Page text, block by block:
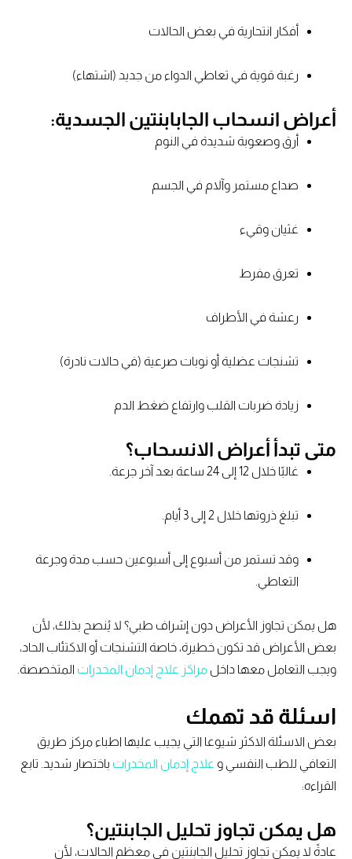
أفكار انتحارية في بعض الحالات
رغبة قوية في تعاطي الدواء من جديد (اشتهاء)
أعراض انسحاب الجابابنتين الجسدية:
أرق وصعوبة شديدة في النوم
صداع مستمر وآلام في الجسم
غثيان وقيء
تعرق مفرط
رعشة في الأطراف
تشنجات عضلية أو نوبات صرعية (في حالات نادرة)
زيادة ضربات القلب وارتفاع ضغط الدم
متى تبدأ أعراض الانسحاب؟
غالبًا خلال 12 إلى 24 ساعة بعد آخر جرعة.
تبلغ ذروتها خلال 2 إلى 3 أيام.
وقد تستمر من أسبوع إلى أسبوعين حسب مدة وجرعة
التعاطي.
هل يمكن تجاوز الأعراض دون إشراف طبي؟ لا يُنصح بذلك، لأن
بعض الأعراض قد تكون خطيرة، خاصة التشنجات أو الاكتئاب الحاد،
ويجب التعامل معها داخل مراكز علاج إدمان المخدراتالمتخصصة.
اسئلة قد تهمك
بعض الاسئلة الاكثر شيوعا التي يجيب عليها اطباء مركز طريق
التعافي للطب النفسي وعلاج إدمان المخدراتباختصار شديد. تابع
القراءه:
هل يمكن تجاوز تحليل الجابنتين؟
عادةً لا يمكن تجاوز تحليل الجابنتين في معظم الحالات، لأن